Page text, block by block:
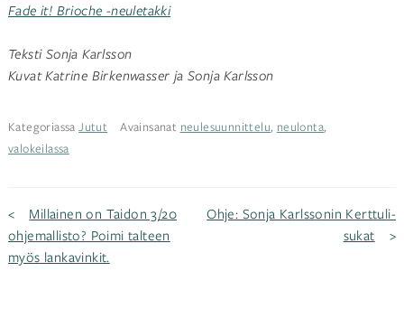
Fade it! Brioche -neuletakki
Teksti Sonja Karlsson
Kuvat Katrine Birkenwasser ja Sonja Karlsson
KategoriassaJutut Avainsanat neulesuunnittelu, neulonta,
valokeilassa
Artikkelien
selaus
Millainen on Taidon 3/20
ohjemallisto? Poimi talteen
myös lankavinkit.
Ohje: Sonja Karlssonin Kerttuli-
sukat